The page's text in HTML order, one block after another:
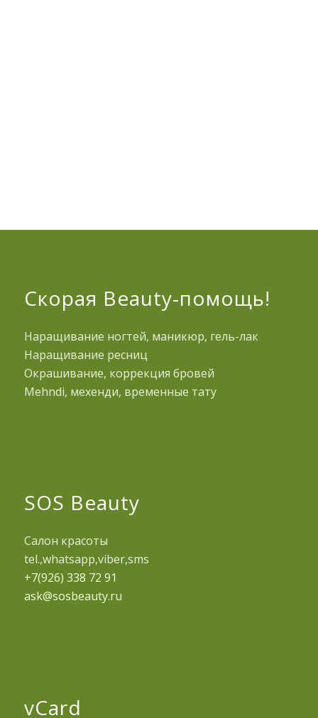
Скорая Beauty-помощь!
Наращивание ногтей, маникюр, гель-лак
Наращивание ресниц
Окрашивание, коррекция бровей
Mehndi, мехенди, временные тату
SOS Beauty
Салон красоты
tel.,whatsapp,viber,sms
+7(926) 338 72 91
ask@sosbeauty.ru
vCard